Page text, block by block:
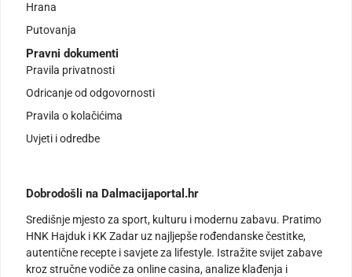
Hrana
Putovanja
Pravni dokumenti
Pravila privatnosti
Odricanje od odgovornosti
Pravila o kolačićima
Uvjeti i odredbe
Dobrodošli na Dalmacijaportal.hr
Središnje mjesto za sport, kulturu i modernu zabavu. Pratimo
HNK Hajduk i KK Zadar uz najljepše rođendanske čestitke,
autentične recepte i savjete za lifestyle. Istražite svijet zabave
kroz stručne vodiče za online casina, analize klađenja i